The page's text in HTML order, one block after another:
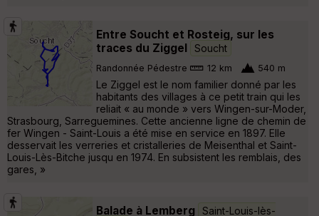
Entre Soucht et Rosteig, sur les
traces du Ziggel
Soucht
Randonnée Pédestre 12 km 540 m
Le Ziggel est le nom familier donné par les
habitants des villages à ce petit train qui les
reliait « au monde » vers Wingen-sur-Moder,
Strasbourg, Sarreguemines. Cette ancienne ligne de chemin de
fer Wingen - Saint-Louis a été mise en service en 1897. Elle
desservait les verreries et cristalleries de Meisenthal et Saint-
Louis-Lès-Bitche jusqu en 1974. En subsistent les remblais, des
gares, »
Balade à Lemberg
Saint-Louis-lès-